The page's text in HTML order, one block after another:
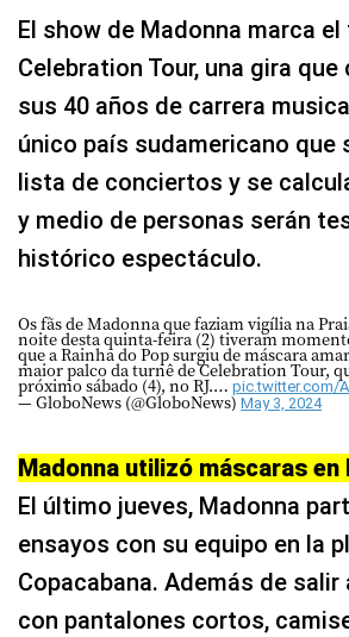
El show de Madonna marca el
Celebration Tour, una gira que
sus 40 años de carrera
único país sudamericano que
lista de conciertos y se
y medio de personas serán
histórico espectáculo.
Os fãs de Madonna que faziam vigília na
noite desta quinta-feira (2) tiveram
que a Rainha do Pop surgiu de máscara
maior palco da turnê de Celebration Tour,
próximo sábado (4), no RJ.… pic.twitter.com/
— GloboNews (@GloboNews)May 3, 2024
Madonna utilizó máscaras en
El último jueves, Madonna
ensayos con su equipo en la
Copacabana. Además de salir
con pantalones cortos,